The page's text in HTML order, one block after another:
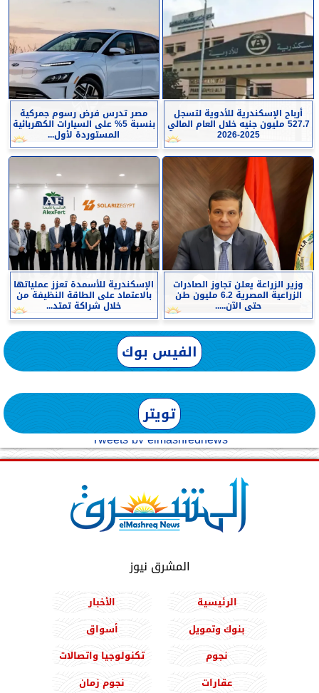
أرباح الإسكندرية للأدوية لتسجل
527.7 مليون جنيه خلال العام المالي
2025-2026
مصر تدرس فرض رسوم جمركية
بنسبة 5% على السيارات الكهربائية
المستوردة لأول...
وزير الزراعة يعلن تجاوز الصادرات
الزراعية المصرية 6.2 مليون طن
حتى الآن.....
الإسكندرية للأسمدة تعزز عملياتها
بالاعتماد على الطاقة النظيفة من
خلال شراكة تمتد...
الفيس بوك
تويتر
Tweets by elmashreqnews
المشرق نيوز
الرئيسية
الأخبار
بنوك وتمويل
أسواق
نجوم
تكنولوجيا واتصالات
عقارات
نجوم زمان